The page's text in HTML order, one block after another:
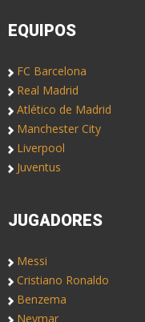
EQUIPOS
FC Barcelona
Real Madrid
Atlético de Madrid
Manchester City
Liverpool
Juventus
JUGADORES
Messi
Cristiano Ronaldo
Benzema
Neymar